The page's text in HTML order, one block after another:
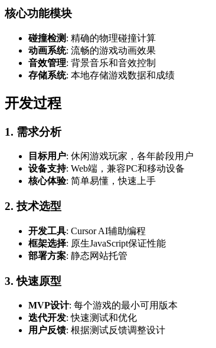
核心功能模块
碰撞检测 : 精确的物理碰撞计算
动画系统: 流畅的游戏动画效果
音效管理: 背景音乐和音效控制
存储系统: 本地存储游戏数据和成绩
开发过程
1. 需求分析
目标用户: 休闲游戏玩家，各年龄段用户
设备支持: Web端，兼容PC和移动设备
核心体验: 简单易懂，快速上手
2. 技术选型
开发工具: Cursor AI辅助编程
框架选择: 原生JavaScript保证性能
部署方案: 静态网站托管
3. 快速原型
MVP设计: 每个游戏的最小可用版本
迭代开发: 快速测试和优化
用户反馈: 根据测试反馈调整设计